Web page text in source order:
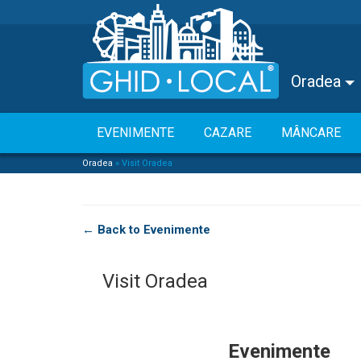
Oradea
EVENIMENTE CAZARE MÂNCARE
Oradea » Visit Oradea
← Back to Evenimente
Visit Oradea
Evenimente